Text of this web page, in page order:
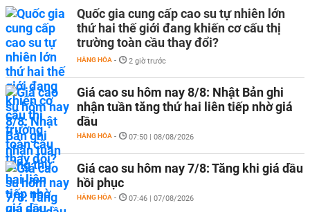
Quốc gia cung cấp cao su tự nhiên lớn
thứ hai thế giới đang khiến cơ cấu thị
trường toàn cầu thay đổi?
HÀNG HÓA - 2 giờ trước
Giá cao su hôm nay 8/8: Nhật Bản ghi
nhận tuần tăng thứ hai liên tiếp nhờ giá
dầu
HÀNG HÓA - 07:50 | 08/08/2026
Giá cao su hôm nay 7/8: Tăng khi giá dầu
hồi phục
HÀNG HÓA - 07:46 | 07/08/2026